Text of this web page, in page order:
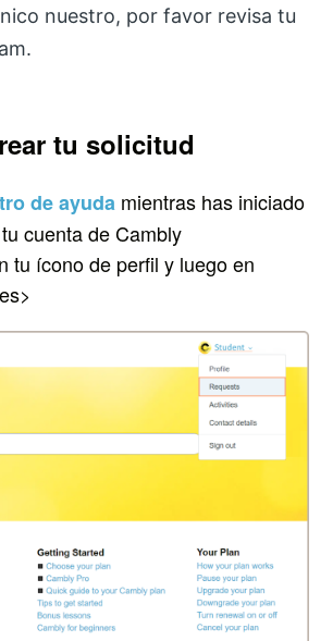
nuestro, por favor revisa tu
tu solicitud
de ayuda mientras has iniciado
cuenta de Cambly
tu ícono de perfil y luego en